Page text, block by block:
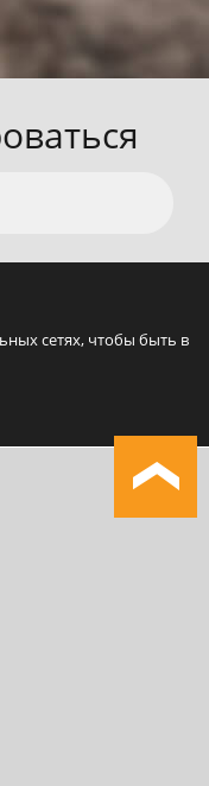
сетях, чтобы быть в